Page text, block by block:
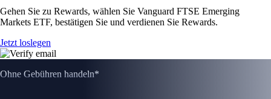
Gehen Sie zu Rewards, wählen Sie Vanguard FTSE Emerging
Markets ETF, bestätigen Sie und verdienen Sie Rewards.
Jetzt loslegen
Ohne Gebühren handeln*